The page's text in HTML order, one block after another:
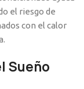
el riesgo de
con el calor
Sueño